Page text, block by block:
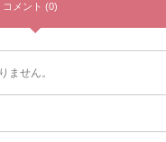
コメント (0)
ません。